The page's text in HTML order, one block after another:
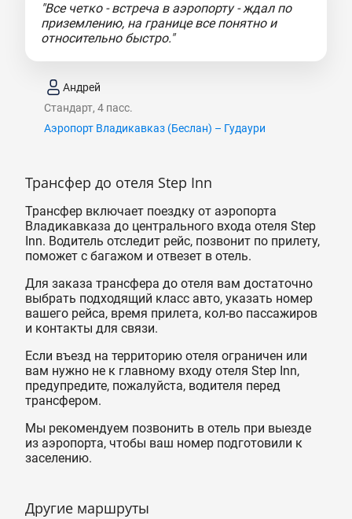
"Все четко - встреча в аэропорту - ждал по
приземлению, на границе все понятно и
относительно быстро."
Андрей
Стандарт, 4 пасс.
Аэропорт Владикавказ (Беслан) – Гудаури
Трансфер до отеля Step Inn
Трансфер включает поездку от аэропорта
Владикавказа до центрального входа отеля Step
Inn. Водитель отследит рейс, позвонит по прилету,
поможет с багажом и отвезет в отель.
Для заказа трансфера до отеля вам достаточно
выбрать подходящий класс авто, указать номер
вашего рейса, время прилета, кол-во пассажиров
и контакты для связи.
Если въезд на территорию отеля ограничен или
вам нужно не к главному входу отеля Step Inn,
предупредите, пожалуйста, водителя перед
трансфером.
Мы рекомендуем позвонить в отель при выезде
из аэропорта, чтобы ваш номер подготовили к
заселению.
Другие маршруты